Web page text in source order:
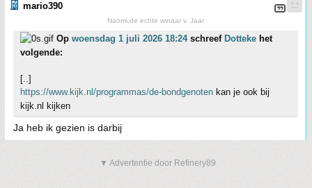
mario390
Naomi,de echte winaar v. Jaar
Op woensdag 1 juli 2026 18:24schreef Dotteke het
volgende:
[..]
https://www.kijk.nl/programmas/de-bondgenoten kan je ook bij
kijk.nl kijken
Ja heb ik gezien is darbij
▼ Advertentie door Refinery89